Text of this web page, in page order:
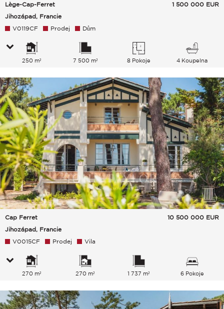
Lège-Cap-Ferret
Jihozápad, Francie
1 500 000 EUR
V0119CF Prodej Dům
250 m² 7 500 m² 8 Pokoje 4 Koupelna
Cap Ferret
Jihozápad, Francie
10 500 000 EUR
V0015CF Prodej Vila
270 m² 270 m² 1 737 m² 6 Pokoje